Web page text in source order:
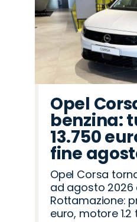
Opel
benzina:
13.750
fine
Opel Corsa
ad agosto 2026
Rottamazione:
euro, motore 1.2